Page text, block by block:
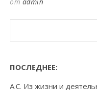
ПОСЛЕДНЕЕ:
А.С. Из жизни и